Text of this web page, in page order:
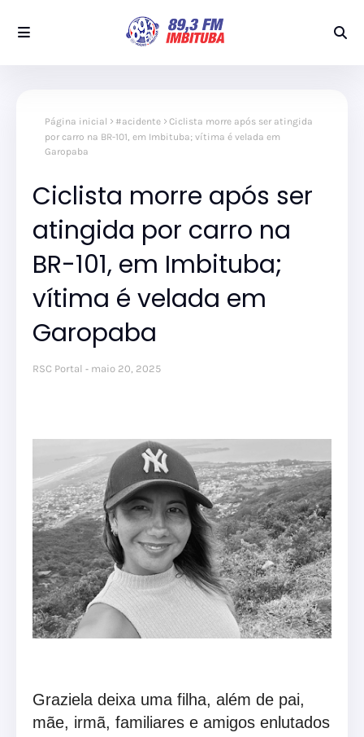
Página inicial #acidente
Ciclista morre após ser atingida
por carro na BR-101, em Imbituba; vítima é velada em
Garopaba
Ciclista morre após ser
atingida por carro na
BR-101, em Imbituba;
vítima é velada em
Garopaba
RSC Portal maio 20, 2025
Graziela deixa uma filha, além de pai,
mãe, irmã, familiares e amigos enlutados